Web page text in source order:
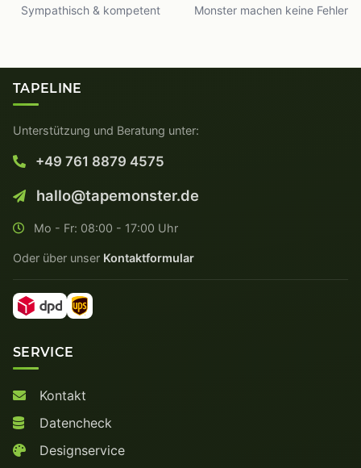
Sympathisch & kompetent Monster machen keine Fehler
TAPELINE
Unterstützung und Beratung unter:
+49 761 8879 4575
hallo@tapemonster.de
Mo - Fr: 08:00 - 17:00 Uhr
Oder über unser Kontaktformular
SERVICE
Kontakt
Datencheck
Designservice